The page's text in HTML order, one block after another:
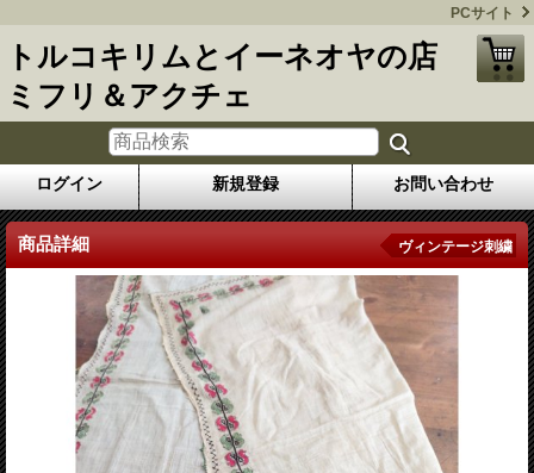
PCサイト
トルコキリムとイーネオヤの店
ミフリ＆アクチェ
ログイン 新規登録 お問い合わせ
商品詳細 ヴィンテージ刺繍